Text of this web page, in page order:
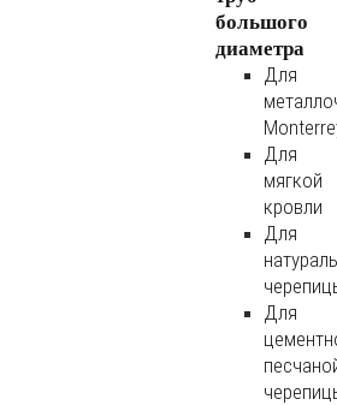
большого
диаметра
Для
Для
мягкой
кровли
Для
Для